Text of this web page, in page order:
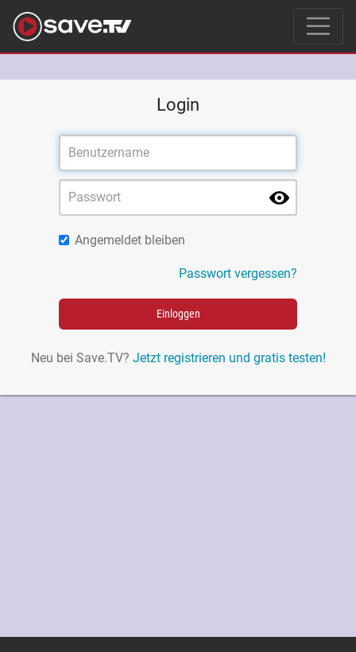
Login
Angemeldet bleiben
Passwort vergessen?
Einloggen
Neu bei Save.TV? Jetzt registrieren und gratis testen!